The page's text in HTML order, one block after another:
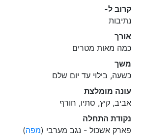
קרוב ל-
נתיבות
אורך
כמה מאות מטרים
משך
כשעה, בילוי עד יום שלם
עונה מומלצת
אביב, קיץ, סתיו, חורף
נקודת התחלה
פארק אשכול - נגב מערבי (מפה)